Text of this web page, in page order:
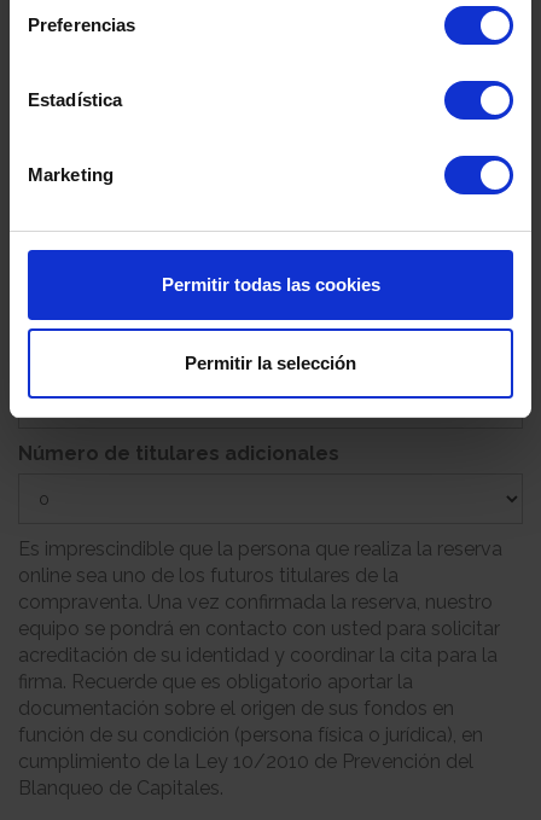
Preferencias
Estadística
Marketing
Permitir todas las cookies
Permitir la selección
Población
Número de titulares adicionales
Es imprescindible que la persona que realiza la reserva
online sea uno de los futuros titulares de la
compraventa. Una vez confirmada la reserva, nuestro
equipo se pondrá en contacto con usted para solicitar
acreditación de su identidad y coordinar la cita para la
firma. Recuerde que es obligatorio aportar la
documentación sobre el origen de sus fondos en
función de su condición (persona física o jurídica), en
cumplimiento de la Ley 10/2010 de Prevención del
Blanqueo de Capitales.